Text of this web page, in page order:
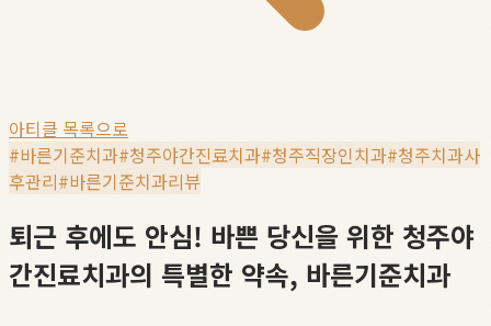
아티클 목록으로
#바른기준치과#청주야간진료치과#청주직장인치과#청주치과사
후관리#바른기준치과리뷰
퇴근 후에도 안심! 바쁜 당신을 위한 청주야
간진료치과의 특별한 약속, 바른기준치과